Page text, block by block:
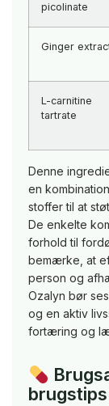
picolinate
Ginger
L-carnitine
tartrate
Denne
en
stoffer til at
De enkelte
forhold til
bemærke, at
person og
Ozalyn bør
og en aktiv
fortæring og
brugstips